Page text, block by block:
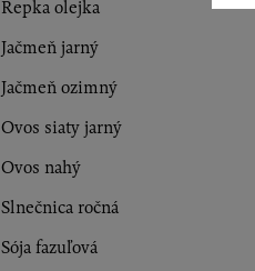
Repka olejka
Jačmeň jarný
Jačmeň ozimný
Ovos siaty jarný
Ovos nahý
Slnečnica ročná
Sója fazuľová